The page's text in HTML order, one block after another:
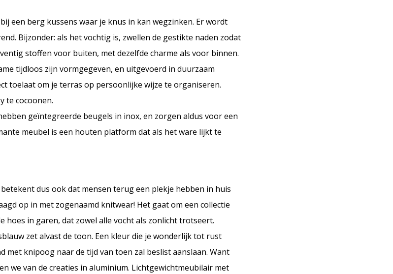
een berg kussens waar je knus in kan wegzinken. Er wordt
Bijzonder: als het vochtig is, zwellen de gestikte naden zodat
stoffen voor buiten, met dezelfde charme als voor binnen.
tijdloos zijn vormgegeven, en uitgevoerd in duurzaam
toelaat om je terras op persoonlijke wijze te organiseren.
te cocoonen.
geïntegreerde beugels in inox, en zorgen aldus voor een
meubel is een houten platform dat als het ware lijkt te
dus ook dat mensen terug een plekje hebben in huis
op in met zogenaamd knitwear! Het gaat om een collectie
hoes in garen, dat zowel alle vocht als zonlicht trotseert.
zet alvast de toon. Een kleur die je wonderlijk tot rust
met knipoog naar de tijd van toen zal beslist aanslaan. Want
we van de creaties in aluminium. Lichtgewichtmeubilair met